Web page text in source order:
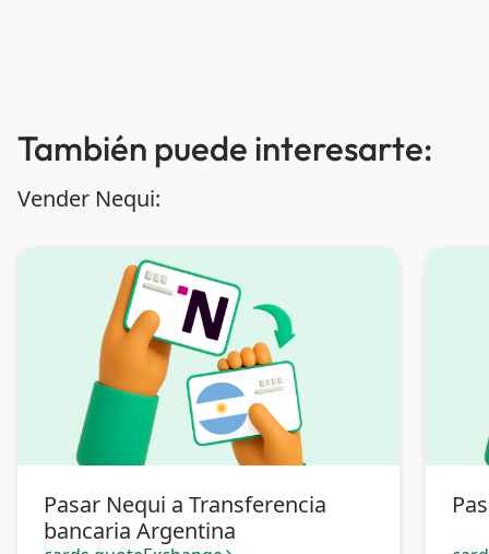
También puede interesarte:
Vender Nequi:
Pasar Nequi a Transferencia
bancaria Argentina